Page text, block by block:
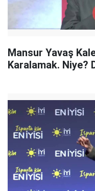
Mansur Yavaş
Karalamak. Niye?